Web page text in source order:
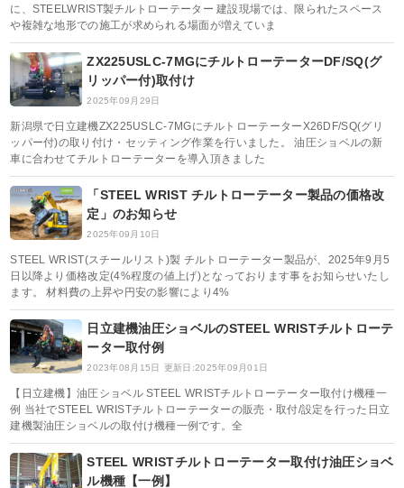
に、STEELWRIST製チルトローテーター 建設現場では、限られたスペース
や複雑な地形での施工が求められる場面が増えていま
ZX225USLC-7MGにチルトローテーターDF/SQ(グ
リッパー付)取付け
2025年09月29日
新潟県で日立建機ZX225USLC-7MGにチルトローテーターX26DF/SQ(グリ
ッパー付)の取り付け・セッティング作業を行いました。 油圧ショベルの新
車に合わせてチルトローテーターを導入頂きました
「STEEL WRIST チルトローテーター製品の価格改
定」のお知らせ
2025年09月10日
STEEL WRIST(スチールリスト)製 チルトローテーター製品が、2025年9月5
日以降より価格改定(4%程度の値上げ)となっております事をお知らせいたし
ます。 材料費の上昇や円安の影響により4%
日立建機油圧ショベルのSTEEL WRISTチルトローテ
ーター取付例
2023年08月15日 更新日:2025年09月01日
【日立建機】油圧ショベル STEEL WRISTチルトローテーター取付け機種一
例 当社でSTEEL WRISTチルトローテーターの販売・取付/設定を行った日立
建機製油圧ショベルの取付け機種一例です。全
STEEL WRISTチルトローテーター取付け油圧ショベ
ル機種【一例】